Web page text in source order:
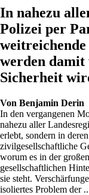
In nahezu
Polizei per
werden damit
Sicherheit
Von Benjamin Derin
In den vergangenen
nahezu aller
erlebt, sondern in
zivilgesellschaftliche
worum es in der
gesellschaftlichen
sie steht.
isoliertes Problem der